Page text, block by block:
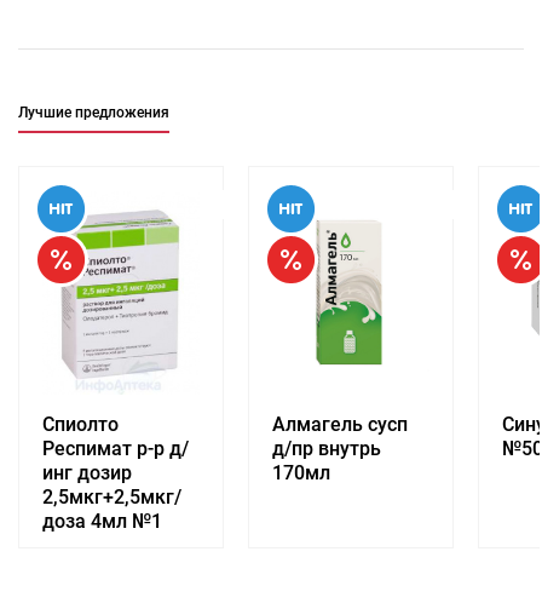
Лучшие предложения
Спиолто
Респимат р-р д/
инг дозир
2,5мкг+2,5мкг/
доза 4мл №1
Алмагель сусп
д/пр внутрь
170мл
№50